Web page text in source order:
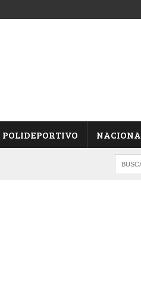
POLIDEPORTIVO